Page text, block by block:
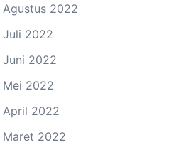
Agustus 2022
Juli 2022
Juni 2022
Mei 2022
April 2022
Maret 2022